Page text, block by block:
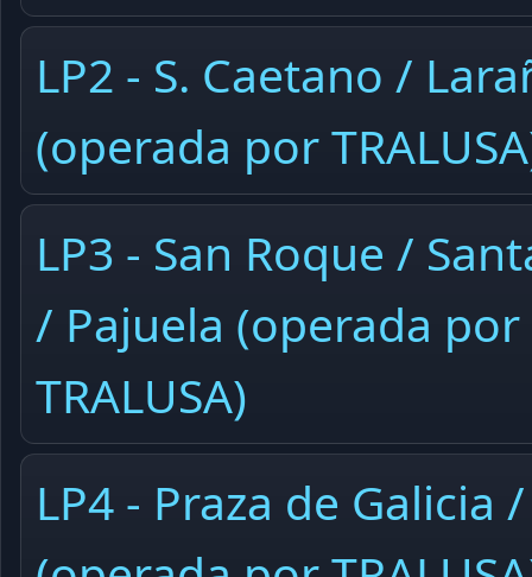
LP2 - S. Caetano /
(operada por
LP3 - San Roque /
/ Pajuela (operada por
TRALUSA)
LP4 - Praza de Galicia